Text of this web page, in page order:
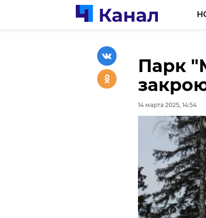
Парк
14 марта 2025, 14:54
Опыт
14 марта 2025, 14:37